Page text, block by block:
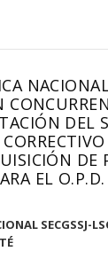
NACIONAL
DEL
DE
EL
SECGSSJ-